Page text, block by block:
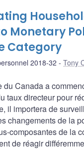
Monetary
Category
2018-32 Tony
du Canada a
taux directeur pour
il importera de
changements de la
composantes de la
de réagir